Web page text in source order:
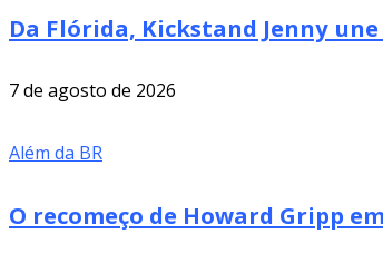
Da Flórida, Kickstand Jenny
7 de agosto de 2026
Além da BR
O recomeço de Howard Gripp